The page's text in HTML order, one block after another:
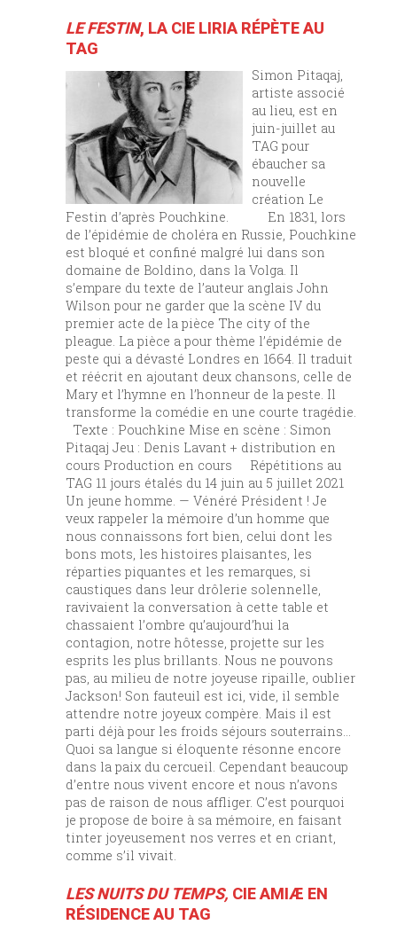
LE FESTIN, LA CIE LIRIA RÉPÈTE AU
TAG
Simon Pitaqaj,
artiste associé
au lieu, est en
juin-juillet au
TAG pour
ébaucher sa
nouvelle
création Le
Festin d’après Pouchkine. En 1831, lors
de l’épidémie de choléra en Russie, Pouchkine
est bloqué et confiné malgré lui dans son
domaine de Boldino, dans la Volga. Il
s’empare du texte de l’auteur anglais John
Wilson pour ne garder que la scène IV du
premier acte de la pièce The city of the
pleague. La pièce a pour thème l’épidémie de
peste qui a dévasté Londres en 1664. Il traduit
et réécrit en ajoutant deux chansons, celle de
Mary et l’hymne en l’honneur de la peste. Il
transforme la comédie en une courte tragédie.
Texte : Pouchkine Mise en scène : Simon
Pitaqaj Jeu : Denis Lavant + distribution en
cours Production en cours Répétitions au
TAG 11 jours étalés du 14 juin au 5 juillet 2021
Un jeune homme. — Vénéré Président ! Je
veux rappeler la mémoire d’un homme que
nous connaissons fort bien, celui dont les
bons mots, les histoires plaisantes, les
réparties piquantes et les remarques, si
caustiques dans leur drôlerie solennelle,
ravivaient la conversation à cette table et
chassaient l’ombre qu’aujourd’hui la
contagion, notre hôtesse, projette sur les
esprits les plus brillants. Nous ne pouvons
pas, au milieu de notre joyeuse ripaille, oublier
Jackson! Son fauteuil est ici, vide, il semble
attendre notre joyeux compère. Mais il est
parti déjà pour les froids séjours souterrains…
Quoi sa langue si éloquente résonne encore
dans la paix du cercueil. Cependant beaucoup
d’entre nous vivent encore et nous n’avons
pas de raison de nous affliger. C’est pourquoi
je propose de boire à sa mémoire, en faisant
tinter joyeusement nos verres et en criant,
comme s’il vivait.
LES NUITS DU TEMPS, CIE AMIÆ EN
RÉSIDENCE AU TAG